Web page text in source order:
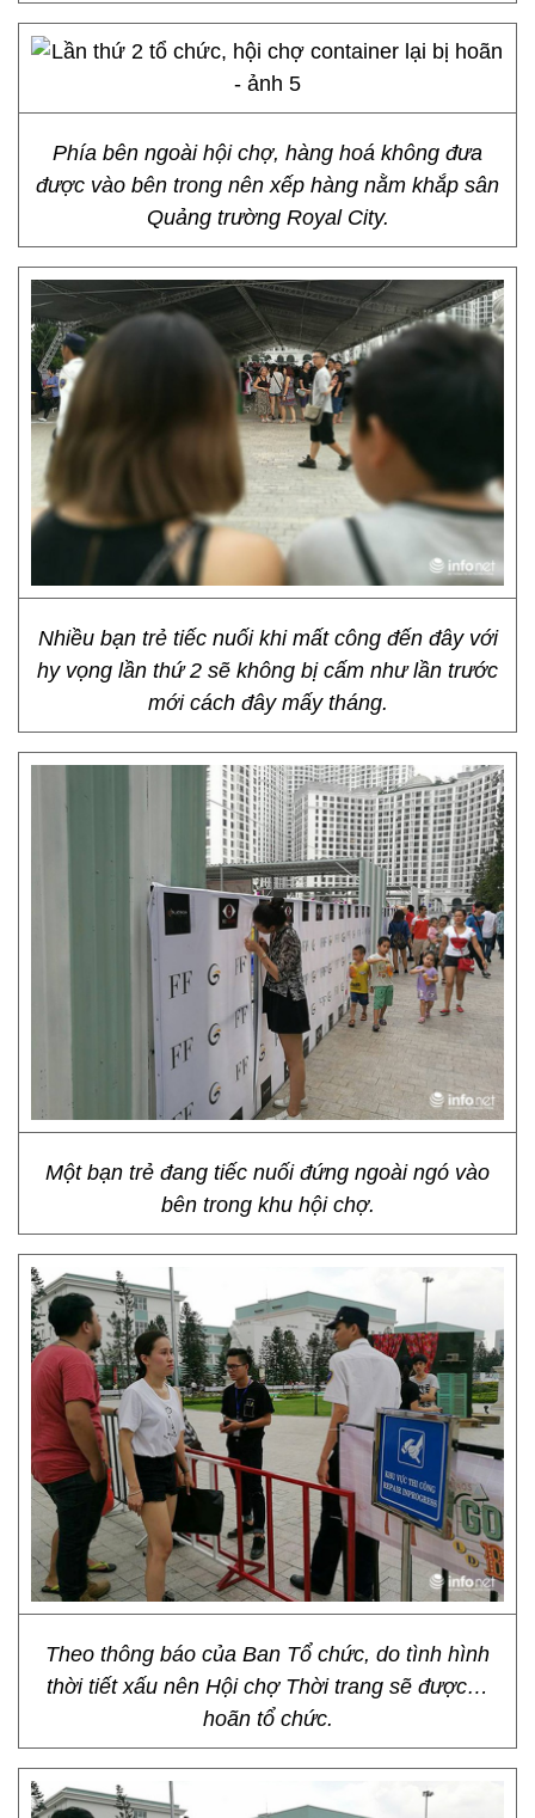
Phía bên ngoài hội chợ, hàng hoá không đưa
được vào bên trong nên xếp hàng nằm khắp sân
Quảng trường Royal City.
Nhiều bạn trẻ tiếc nuối khi mất công đến đây với
hy vọng lần thứ 2 sẽ không bị cấm như lần trước
mới cách đây mấy tháng.
Một bạn trẻ đang tiếc nuối đứng ngoài ngó vào
bên trong khu hội chợ.
Theo thông báo của Ban Tổ chức, do tình hình
thời tiết xấu nên Hội chợ Thời trang sẽ được…
hoãn tổ chức.